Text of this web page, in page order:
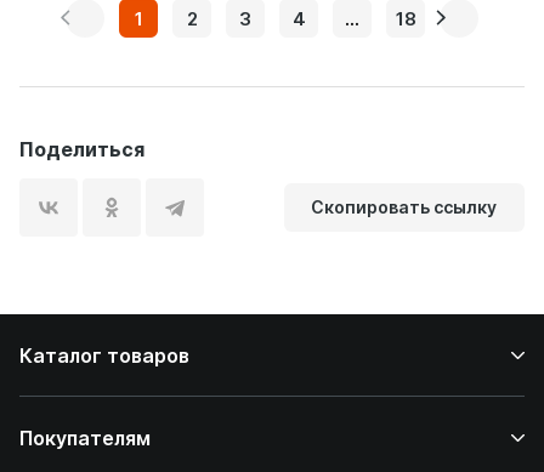
1 2 3 4 ... 18
Поделиться
Скопировать ссылку
Каталог товаров
Покупателям